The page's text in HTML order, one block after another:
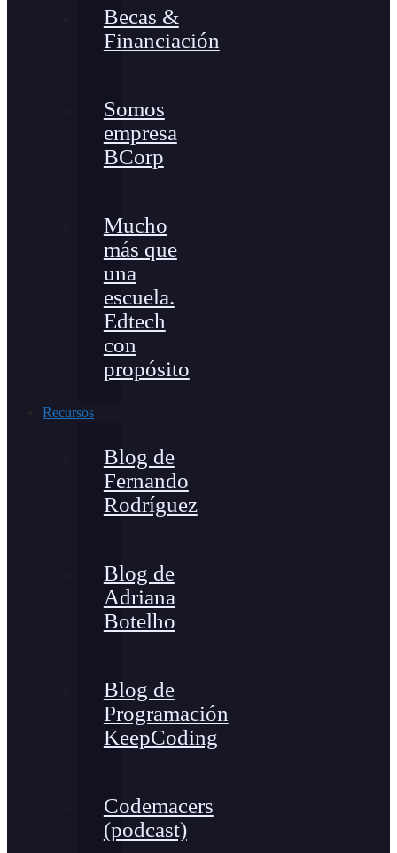
Becas &
Financiación
Somos
empresa
BCorp
Mucho
más que
una
escuela.
Edtech
con
propósito
Recursos
Blog de
Fernando
Rodríguez
Blog de
Adriana
Botelho
Blog de
Programación
KeepCoding
Codemacers
(podcast)